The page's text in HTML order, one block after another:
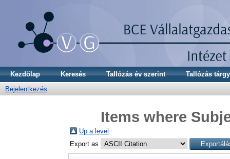
Kezdőlap Keresés Tallózás év szerint
Tallózás
Bejelentkezés
Items where
Up a level
Export as